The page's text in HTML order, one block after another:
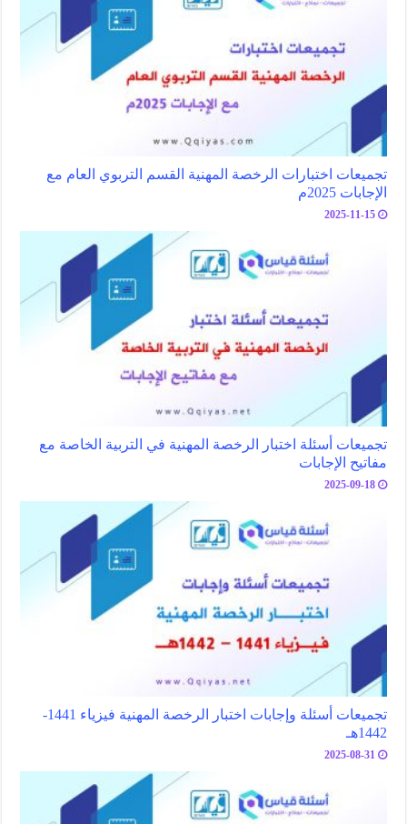
تجميعات اختبارات الرخصة المهنية القسم التربوي العام مع
الإجابات 2025م
2025-11-15
تجميعات أسئلة اختبار الرخصة المهنية في التربية الخاصة مع
مفاتيح الإجابات
2025-09-18
تجميعات أسئلة وإجابات اختبار الرخصة المهنية فيزياء 1441-
1442هـ
2025-08-31